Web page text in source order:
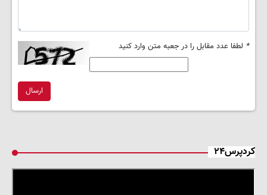
* لطفا عدد مقابل را در جعبه متن وارد کنید
ارسال
کردپرس۲۴